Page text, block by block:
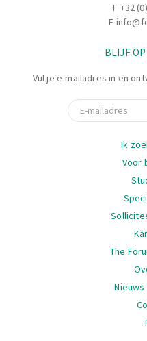
F +32
E
BLIJF
Vul je e-mailadres in en
E-mail
Ik
Voor
The